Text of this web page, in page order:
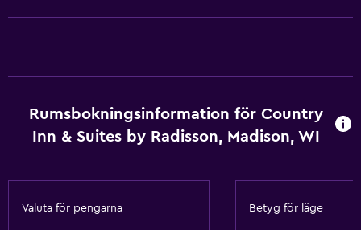
Schampo
Luftkonditionering
Papperskorgar
Tillgänglighet och lämplighet
Rumsbokningsinformation för Country
Inn & Suites by Radisson, Madison, WI
Valuta för pengarna Betyg för läge